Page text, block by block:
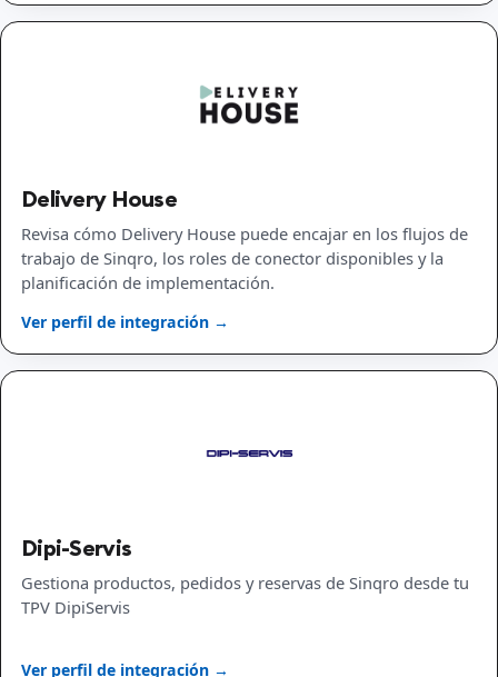
Delivery House
Revisa cómo Delivery House puede encajar en los flujos de
trabajo de Sinqro, los roles de conector disponibles y la
planificación de implementación.
Ver perfil de integración →
Dipi-Servis
Gestiona productos, pedidos y reservas de Sinqro desde tu
TPV DipiServis
Ver perfil de integración →